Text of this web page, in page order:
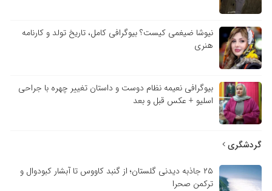
نیوشا ضیغمی کیست؟ بیوگرافی کامل، تاریخ تولد و کارنامه
هنری
بیوگرافی نعیمه نظام دوست و داستان تغییر چهره با جراحی
اسلیو + عکس قبل و بعد
گردشگری
۲۵ جاذبه دیدنی گلستان؛ از گنبد کاووس تا آبشار کبودوال و
ترکمن صحرا